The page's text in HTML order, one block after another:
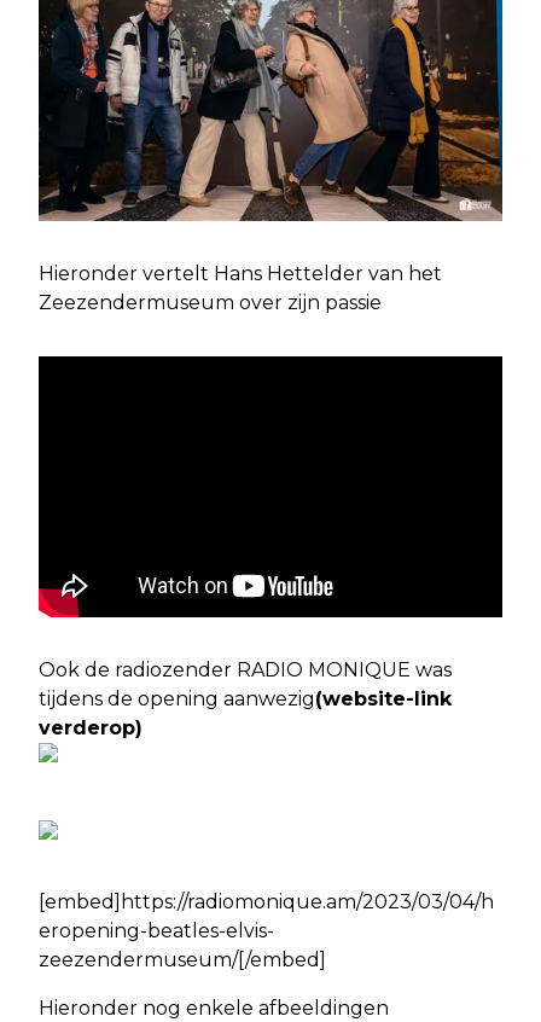
Hieronder vertelt Hans Hettelder van het
Zeezendermuseum over zijn passie
Ook de radiozender RADIO MONIQUE was
tijdens de opening aanwezig(website-link
verderop)
[embed]https://radiomonique.am/2023/03/04/h
eropening-beatles-elvis-
zeezendermuseum/[/embed]
Hieronder nog enkele afbeeldingen